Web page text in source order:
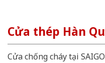
Cửa thép Hàn
Cửa chống cháy tại